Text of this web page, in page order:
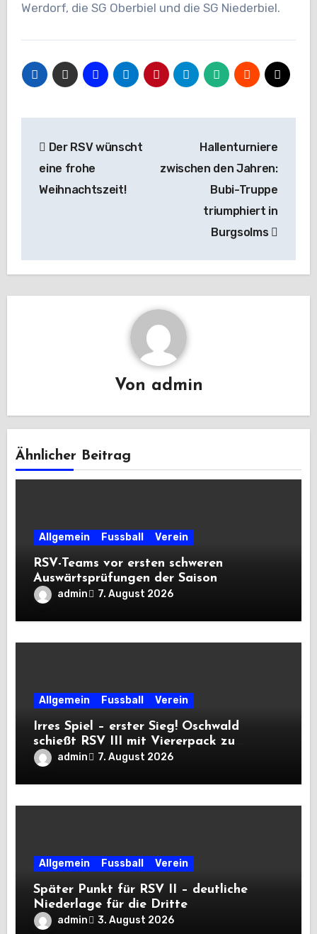
Werdorf, die SG Oberbiel und die SG Niederbiel.
Der RSV wünscht
eine frohe
Weihnachtszeit!
Hallenturniere
zwischen den Jahren:
Bubi-Truppe
triumphiert in
Burgsolms
Von admin
Ähnlicher Beitrag
Allgemein Fussball Verein
RSV-Teams vor ersten schweren
Auswärtsprüfungen der Saison
admin 7. August 2026
Allgemein Fussball Verein
Irres Spiel – erster Sieg! Oschwald
schießt RSV III mit Viererpack zu
Premiere
admin 7. August 2026
Allgemein Fussball Verein
Später Punkt für RSV II – deutliche
Niederlage für die Dritte
admin 3. August 2026